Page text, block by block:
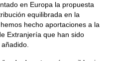
en Europa la propuesta
equilibrada en la
hecho aportaciones a la
Extranjería que han sido